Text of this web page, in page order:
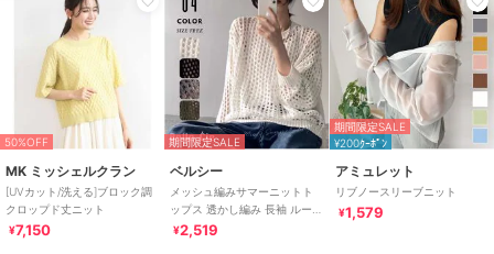
50%OFF
MK ミッシェルクラン
[UVカット/洗える]ブロック調
クロップド丈ニット
¥7,150
期間限定SALE
ベルシー
メッシュ編みサマーニットト
ップス 透かし編み 長袖 ルーズ
ホワイト 4色展開
¥2,519
期間限定SALE
¥200ｸｰﾎﾟﾝ
アミュレット
リブノースリーブニット
¥1,579